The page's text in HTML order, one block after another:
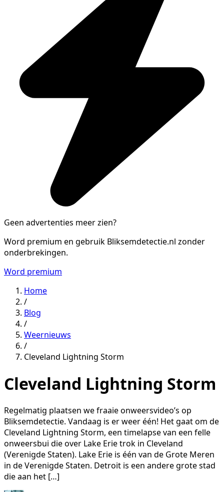
Geen advertenties meer zien?
Word premium en gebruik Bliksemdetectie.nl zonder
onderbrekingen.
Word premium
Home
/
Blog
/
Weernieuws
/
Cleveland Lightning Storm
Cleveland Lightning Storm
Regelmatig plaatsen we fraaie onweersvideo’s op
Bliksemdetectie. Vandaag is er weer één! Het gaat om de
Cleveland Lightning Storm, een timelapse van een felle
onweersbui die over Lake Erie trok in Cleveland
(Verenigde Staten). Lake Erie is één van de Grote Meren
in de Verenigde Staten. Detroit is een andere grote stad
die aan het […]